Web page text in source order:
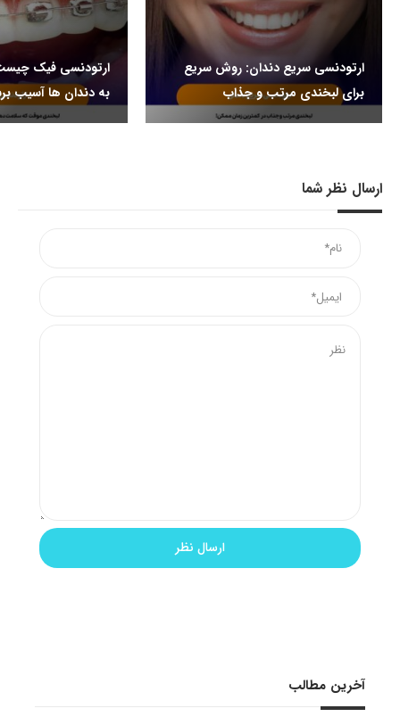
ارتودنسی سریع دندان: روش سریع
برای لبخندی مرتب و جذاب
ارتودنسی فیک
به دندان ها آسیب
ارسال نظر شما
آخرین مطالب